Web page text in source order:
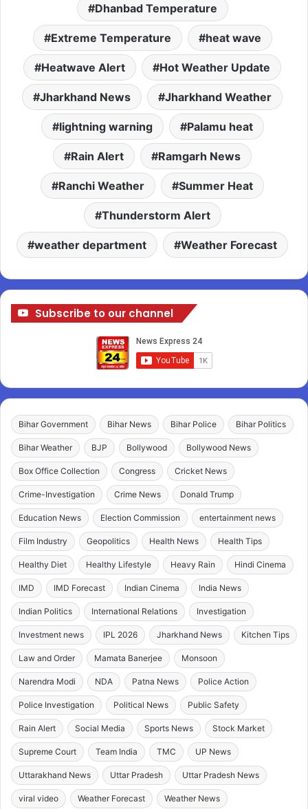
Dhanbad Temperature
Extreme Temperature heat wave
Heatwave Alert Hot Weather Update
Jharkhand News Jharkhand Weather
lightning warning Palamu heat
Rain Alert Ramgarh News
Ranchi Weather Summer Heat
Thunderstorm Alert
weather department Weather Forecast
Subscribe to our channel
Bihar Government Bihar News Bihar Police Bihar Politics
Bihar Weather BJP Bollywood Bollywood News
Box Office Collection Congress Cricket News
Crime-Investigation Crime News Donald Trump
Education News Election Commission entertainment news
Film Industry Geopolitics Health News Health Tips
Healthy Diet Healthy Lifestyle Heavy Rain Hindi Cinema
IMD IMD Forecast Indian Cinema India News
Indian Politics International Relations Investigation
Investment news IPL 2026 Jharkhand News Kitchen Tips
Law and Order Mamata Banerjee Monsoon
Narendra Modi NDA Patna News Police Action
Police Investigation Political News Public Safety
Rain Alert Social Media Sports News Stock Market
Supreme Court Team India TMC UP News
Uttarakhand News Uttar Pradesh Uttar Pradesh News
viral video Weather Forecast Weather News